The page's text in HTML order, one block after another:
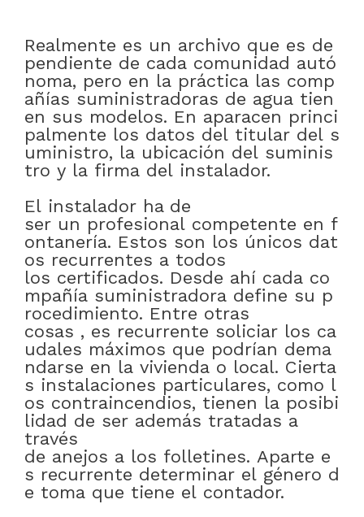
Realmente es un archivo que es de
pendiente de cada comunidad autó
noma, pero en la práctica las comp
añías suministradoras de agua tien
en sus modelos. En aparacen princi
palmente los datos del titular del s
uministro, la ubicación del suminis
tro y la firma del instalador.
El instalador ha de
ser un profesional competente en f
ontanería. Estos son los únicos dat
os recurrentes a todos
los certificados. Desde ahí cada co
mpañía suministradora define su p
rocedimiento. Entre otras
cosas , es recurrente soliciar los ca
udales máximos que podrían dema
ndarse en la vivienda o local. Cierta
s instalaciones particulares, como l
os contraincendios, tienen la posibi
lidad de ser además tratadas a
través
de anejos a los folletines. Aparte e
s recurrente determinar el género d
e toma que tiene el contador.